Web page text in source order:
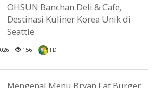
OHSUN Banchan Deli & Cafe,
Destinasi Kuliner Korea Unik di
Seattle
| 156 FDT